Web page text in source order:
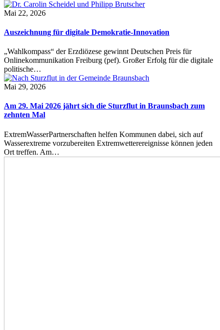
Mai 22, 2026
Auszeichnung für digitale Demokratie-Innovation
„Wahlkompass“ der Erzdiözese gewinnt Deutschen Preis für
Onlinekommunikation Freiburg (pef). Großer Erfolg für die digitale
politische…
Mai 29, 2026
Am 29. Mai 2026 jährt sich die Sturzflut in Braunsbach zum
zehnten Mal
ExtremWasserPartnerschaften helfen Kommunen dabei, sich auf
Wasserextreme vorzubereiten Extremwetterereignisse können jeden
Ort treffen. Am…